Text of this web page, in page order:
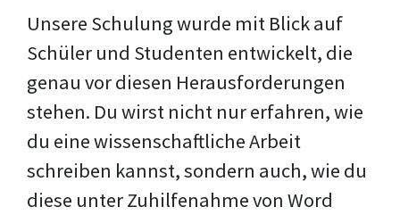
Unsere Schulung wurde mit Blick auf
Schüler und Studenten entwickelt, die
genau vor diesen Herausforderungen
stehen. Du wirst nicht nur erfahren, wie
du eine wissenschaftliche Arbeit
schreiben kannst, sondern auch, wie du
diese unter Zuhilfenahme von Word